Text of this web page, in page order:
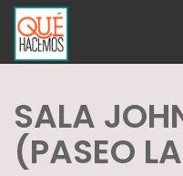
SALA
(PASEO